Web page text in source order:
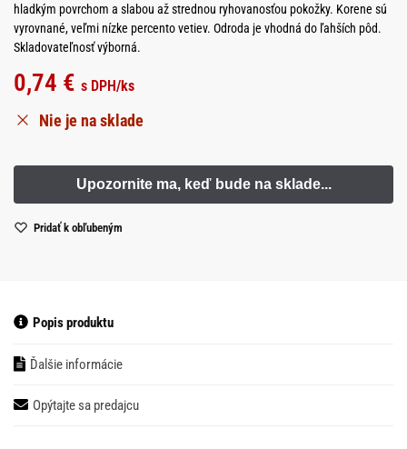
hladkým povrchom a slabou až strednou ryhovanosťou pokožky. Korene sú
vyrovnané, veľmi nízke percento vetiev. Odroda je vhodná do ľahších pôd.
Skladovateľnosť výborná.
0,74 € s DPH/ks
Nie je na sklade
Pridať k obľubeným
Popis produktu
Ďalšie informácie
Opýtajte sa predajcu